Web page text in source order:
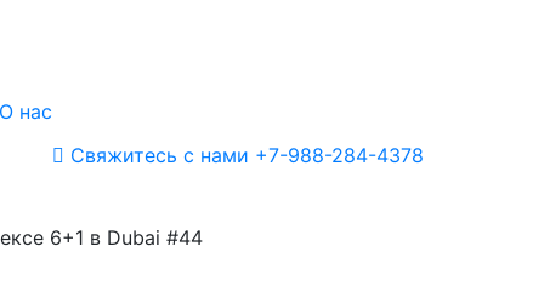
О нас
Свяжитесь с нами +7-988-284-4378
6+1 в Dubai #44